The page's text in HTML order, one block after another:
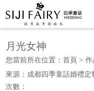
月光女神
您當前所在位置：首頁 >作
來源：成都四季童話婚禮定
次數：